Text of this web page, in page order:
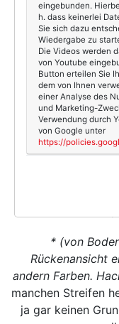
* (von
Rückenansicht
andern Farben.
manchen Streifen
ja gar keinen
eingebunden.
h. dass keinerlei
Sie sich dazu
Wiedergabe zu
Die Videos werden
von Youtube
Button erteilen Sie
dem von Ihnen
einer Analyse des
und Marketing-
Verwendung durch
von Google unter
https://